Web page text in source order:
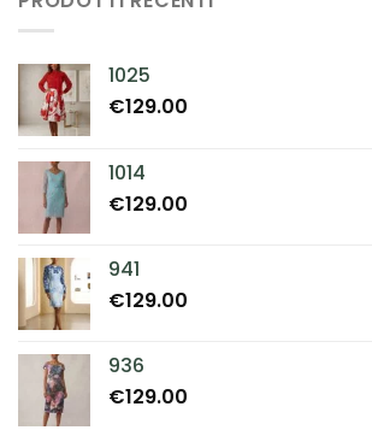
1025
€129.00
1014
€129.00
941
€129.00
936
€129.00